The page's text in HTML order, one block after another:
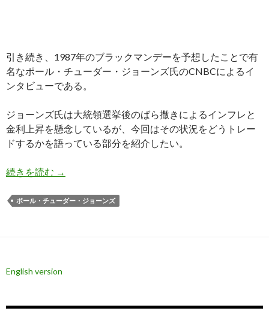
引き続き、1987年のブラックマンデーを予想したことで有
名なポール・チューダー・ジョーンズ氏のCNBCによるイ
ンタビューである。
ジョーンズ氏は大統領選挙後のばら撒きによるインフレと
金利上昇を懸念しているが、今回はその状況をどうトレー
ドするかを語っている部分を紹介したい。
続きを読む ポール・チューダー・ジョーンズ氏がインフレ
→
ポール・チューダー・ジョーンズ
English version